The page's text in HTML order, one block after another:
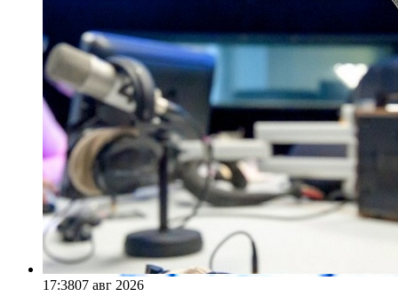
17:3807 авг 2026